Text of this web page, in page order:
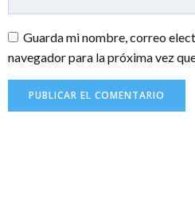
Guarda mi nombre, correo
navegador para la próxima vez